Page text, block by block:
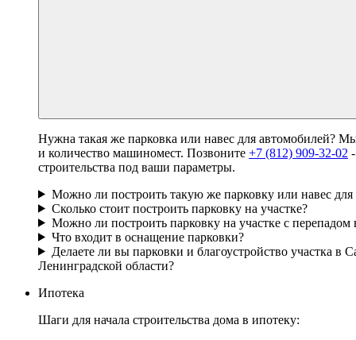
Нужна такая же парковка или навес для автомобилей?
и количество машиномест. Позвоните +7 (812) 909-32-02
строительства под ваши параметры.
Можно ли построить такую же парковку или навес для
Сколько стоит построить парковку на участке?
Можно ли построить парковку на участке с перепадом
Что входит в оснащение парковки?
Делаете ли вы парковки и благоустройство участка в
Ленинградской области?
Ипотека
Шаги для начала строительства дома в ипотеку: